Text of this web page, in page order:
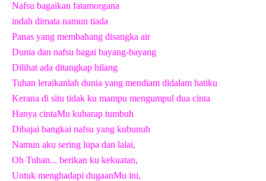
Nafsu bagaikan fatamorgana
indah dimata namun tiada
Panas yang membahang disangka air
Dunia dan nafsu bagai bayang-bayang
Dilihat ada ditangkap hilang
Tuhan leraikanlah dunia yang mendiam didalam hatiku
Kerana di situ tidak ku mampu mengumpul dua cinta
Hanya cintaMu kuharap tumbuh
Dibajai bangkai nafsu yang kubunuh
Namun aku sering lupa dan lalai,
Oh Tuhan... berikan ku kekuatan,
Untuk menghadapi dugaanMu ini,